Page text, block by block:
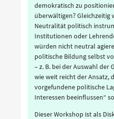
demokratisch zu
überwältigen? Gleichzeitig
Neutralität politisch
Institutionen oder
würden nicht neutral
politische Bildung selbst
– z. B. bei der Auswahl der
wie weit reicht der Ansatz,
vorgefundene politische
Interessen beeinflussen“
Dieser Workshop ist als